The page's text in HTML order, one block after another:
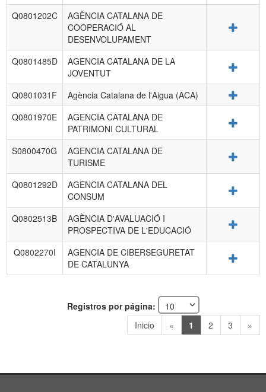
Q0801202C
AGÈNCIA CATALANA DE
COOPERACIÓ AL
DESENVOLUPAMENT
Q0801485D
AGENCIA CATALANA DE LA
JOVENTUT
Q0801031F Agència Catalana de l'Aigua (ACA)
Q0801970E
AGENCIA CATALANA DE
PATRIMONI CULTURAL
S0800470G
AGENCIA CATALANA DE
TURISME
Q0801292D
AGENCIA CATALANA DEL
CONSUM
Q0802513B
AGÈNCIA D'AVALUACIÓ I
PROSPECTIVA DE L'EDUCACIÓ
Q0802270I
AGENCIA DE CIBERSEGURETAT
DE CATALUNYA
Registros por página:
Inicio
« 1 2 3 »